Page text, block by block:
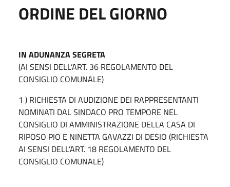
ORDINE DEL GIORNO
IN ADUNANZA SEGRETA
(AI SENSI DELL’ART. 36 REGOLAMENTO DEL
CONSIGLIO COMUNALE)
1 ) RICHIESTA DI AUDIZIONE DEI RAPPRESENTANTI
NOMINATI DAL SINDACO PRO TEMPORE NEL
CONSIGLIO DI AMMINISTRAZIONE DELLA CASA DI
RIPOSO PIO E NINETTA GAVAZZI DI DESIO (RICHIESTA
AI SENSI DELL’ART. 18 REGOLAMENTO DEL
CONSIGLIO COMUNALE)